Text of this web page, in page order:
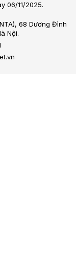
06/11/2025.
68 Dương Đình
Nội.